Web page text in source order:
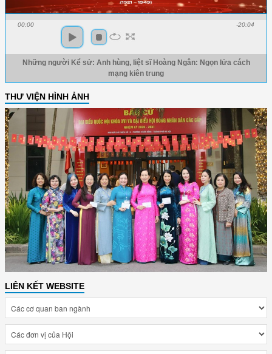
00:00 -20:04
Những người Kể sử: Anh hùng, liệt sĩ Hoàng Ngân: Ngọn lửa cách
mạng kiên trung
THƯ VIỆN HÌNH ẢNH
LIÊN KẾT WEBSITE